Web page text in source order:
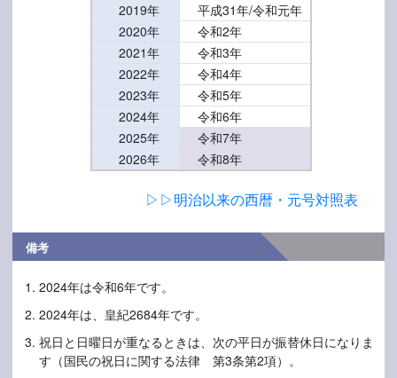
2019年
平成31年/令和元年
2020年
令和2年
2021年
令和3年
2022年
令和4年
2023年
令和5年
2024年
令和6年
2025年
令和7年
2026年
令和8年
▷▷明治以来の西暦・元号対照表
備考
2024年は令和6年です。
2024年は、皇紀2684年です。
祝日と日曜日が重なるときは、次の平日が振替休日になりま
す（国民の祝日に関する法律 第3条第2項）。